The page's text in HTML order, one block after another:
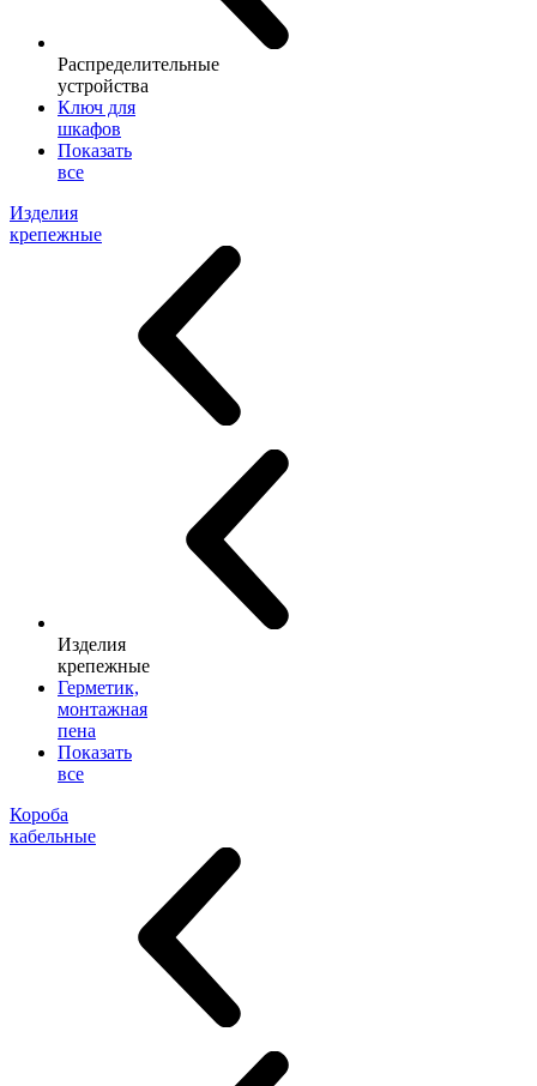
Распределительные
устройства
Ключ для
шкафов
Показать
все
Изделия
крепежные
Изделия
крепежные
Герметик,
монтажная
пена
Показать
все
Короба
кабельные